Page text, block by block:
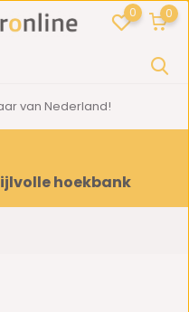
0 0
van Nederland!
hoekbank